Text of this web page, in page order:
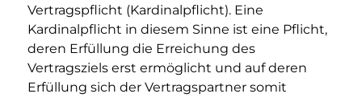
Vertragspflicht (Kardinalpflicht). Eine
Kardinalpflicht in diesem Sinne ist eine Pflicht,
deren Erfüllung die Erreichung des
Vertragsziels erst ermöglicht und auf deren
Erfüllung sich der Vertragspartner somit